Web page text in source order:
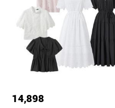
14,898